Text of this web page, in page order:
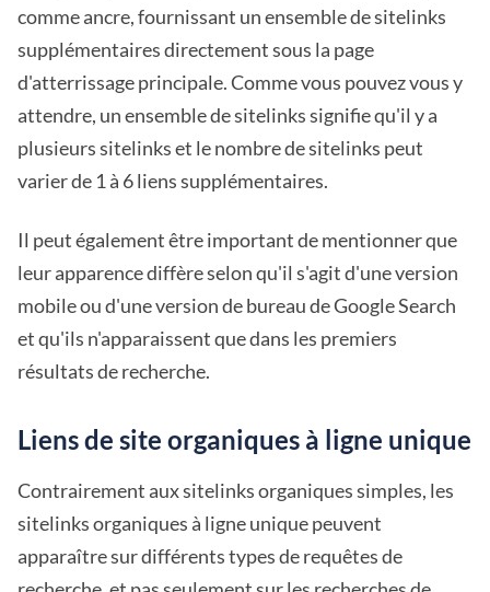
comme ancre, fournissant un ensemble de sitelinks
supplémentaires directement sous la page
d'atterrissage principale. Comme vous pouvez vous y
attendre, un ensemble de sitelinks signifie qu'il y a
plusieurs sitelinks et le nombre de sitelinks peut
varier de 1 à 6 liens supplémentaires.
Il peut également être important de mentionner que
leur apparence diffère selon qu'il s'agit d'une version
mobile ou d'une version de bureau de Google Search
et qu'ils n'apparaissent que dans les premiers
résultats de recherche.
Liens de site organiques à ligne unique
Contrairement aux sitelinks organiques simples, les
sitelinks organiques à ligne unique peuvent
apparaître sur différents types de requêtes de